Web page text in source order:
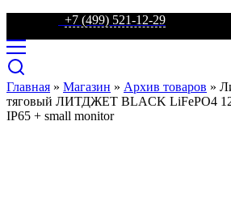
+7 (499) 521-12-29
Главная » Магазин » Архив товаров »
тяговый ЛИТДЖЕТ BLACK LiFePO4
IP65 + small monitor